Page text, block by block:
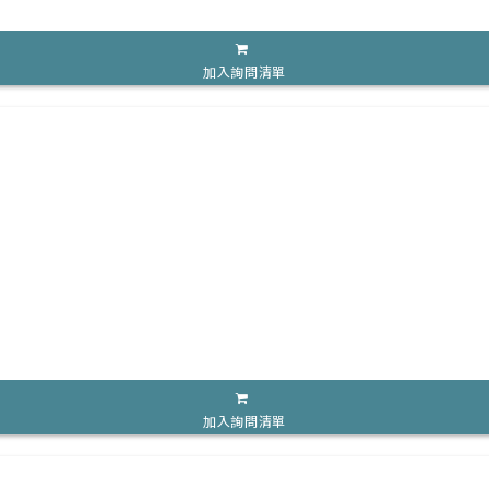
加入詢問清單
加入詢問清單